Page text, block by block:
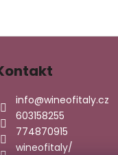
info@wineofitaly.cz
603158255
774870915
wineofitaly/